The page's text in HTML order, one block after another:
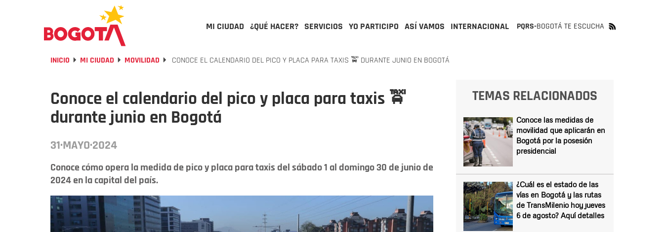
MI CIUDAD ¿QUÉ HACER? SERVICIOS YO PARTICIPO ASÍ VAMOS INTERNACIONAL PQRS-BOGOTÁ TE ESCUCHA
INICIO MI CIUDAD MOVILIDAD CONOCE EL CALENDARIO DEL PICO Y PLACA PARA TAXIS 🚖 DURANTE JUNIO EN BOGOTÁ
Conoce el calendario del pico y placa para taxis 🚖
durante junio en Bogotá
31·MAYO·2024
Conoce cómo opera la medida de pico y placa para taxis del sábado 1 al domingo 30 de junio de
2024 en la capital del país.
TEMAS RELACIONADOS
Conoce las medidas de
movilidad que aplicarán en
Bogotá por la posesión
presidencial
¿Cuál es el estado de las
vías en Bogotá y las rutas
de TransMilenio hoy jueves
6 de agosto? Aquí detalles